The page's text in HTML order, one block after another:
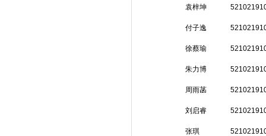
袁梓坤
付子逸
徐蔡瑜
朱力博
周雨菡
刘启睿
张琪